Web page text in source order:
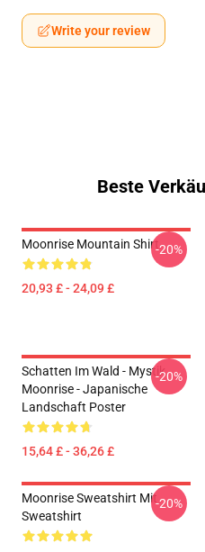
Write your review
Beste
Moonrise Mountain Shirt
20,93 £ - 24,09 £
-20%
Schatten Im Wald - Mystik
Moonrise - Japanische
Landschaft Poster
15,64 £ - 36,26 £
-20%
Moonrise Sweatshirt Mit
Sweatshirt
-20%